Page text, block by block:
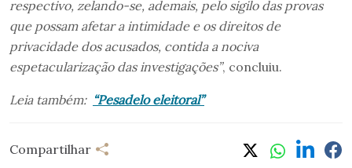
respectivo, zelando-se, ademais, pelo sigilo das provas
que possam afetar a intimidade e os direitos de
privacidade dos acusados, contida a nociva
espetacularização das investigações”, concluiu.
Leia também: “Pesadelo eleitoral”
Compartilhar